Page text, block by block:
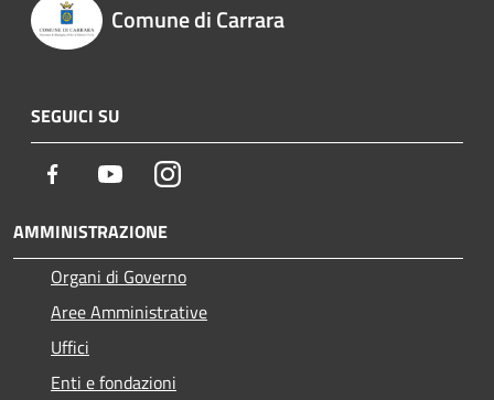
Comune di Carrara
SEGUICI SU
Facebook YoutubeInstagram
AMMINISTRAZIONE
Organi di Governo
Aree Amministrative
Uffici
Enti e fondazioni